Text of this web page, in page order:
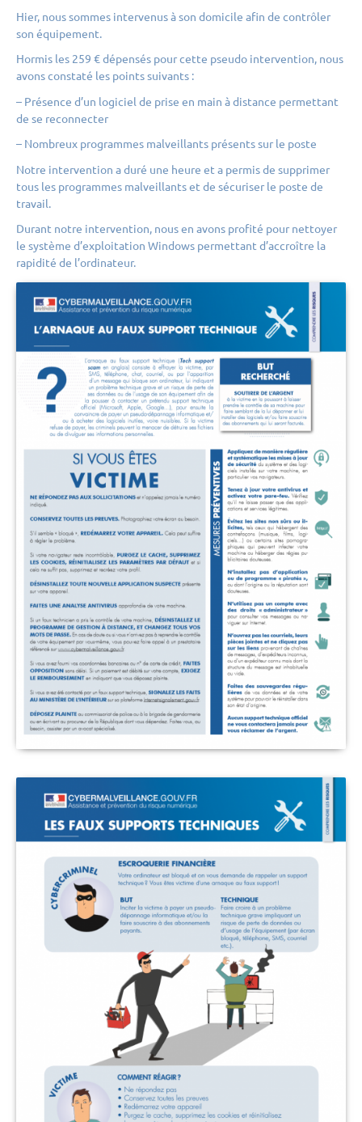
Hier, nous sommes intervenus à son domicile afin de contrôler
son équipement.
Hormis les 259 € dépensés pour cette pseudo intervention, nous
avons constaté les points suivants :
– Présence d’un logiciel de prise en main à distance permettant
de se reconnecter
– Nombreux programmes malveillants présents sur le poste
Notre intervention a duré une heure et a permis de supprimer
tous les programmes malveillants et de sécuriser le poste de
travail.
Durant notre intervention, nous en avons profité pour nettoyer
le système d’exploitation Windows permettant d’accroître la
rapidité de l’ordinateur.